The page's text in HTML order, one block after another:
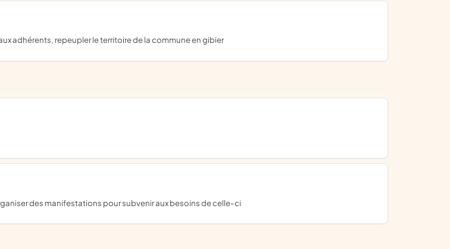
adhérents, repeupler le territoire de la commune en gibier
des manifestations pour subvenir aux besoins de celle-ci